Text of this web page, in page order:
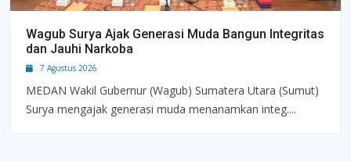
Wagub Surya Ajak Generasi Muda Bangun Integritas
dan Jauhi Narkoba
7 Agustus 2026
MEDAN Wakil Gubernur (Wagub) Sumatera Utara (Sumut)
Surya mengajak generasi muda menanamkan integ....